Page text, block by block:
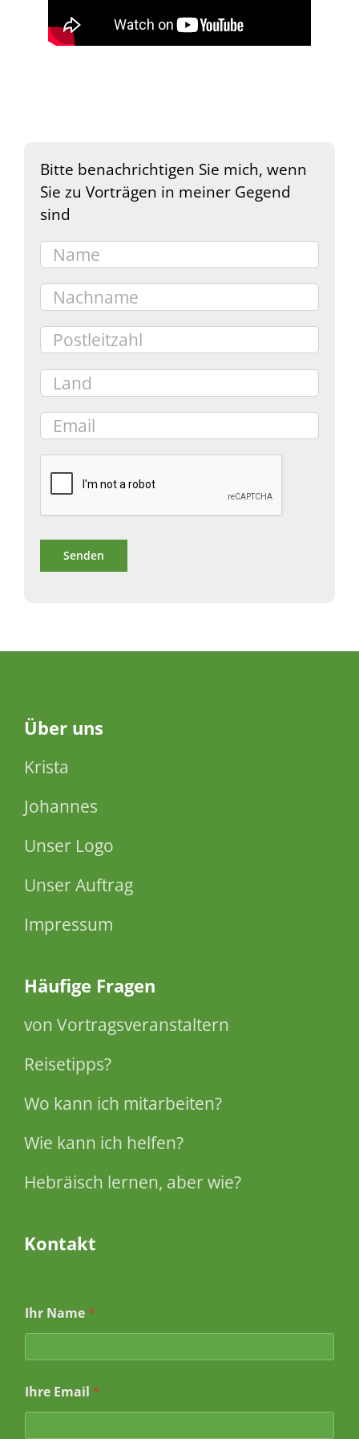
Bitte benachrichtigen Sie mich, wenn
Sie zu Vorträgen in meiner Gegend
sind
Über uns
Krista
Johannes
Unser Logo
Unser Auftrag
Impressum
Häufige Fragen
von Vortragsveranstaltern
Reisetipps?
Wo kann ich mitarbeiten?
Wie kann ich helfen?
Hebräisch lernen, aber wie?
Kontakt
Ihr Name *
Ihre Email *